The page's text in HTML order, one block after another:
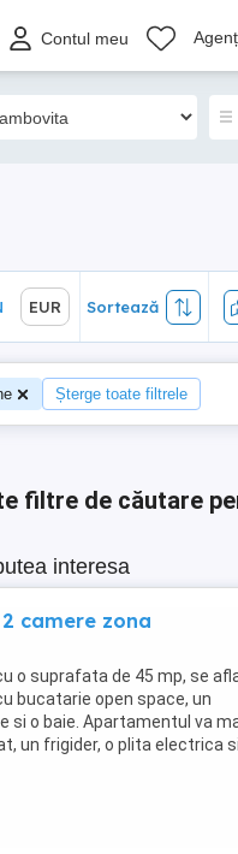
Contul meu
EUR Sortează
EUR Sortează
Șterge toate filtrele
filtre de căutare
interesa
camere zona
o suprafata de 45 mp, se
bucatarie open space, un
si o baie. Apartamentul va
un frigider, o plita electrica